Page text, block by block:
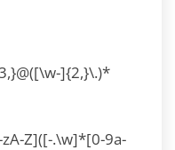
]{2,}\.)*
Z]([-.\w]*[0-9a-